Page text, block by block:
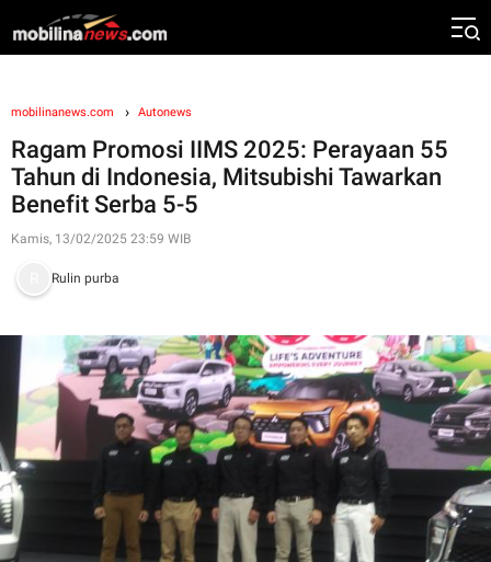
mobilinanews.com Autonews
Ragam Promosi IIMS 2025: Perayaan 55
Tahun di Indonesia, Mitsubishi Tawarkan
Benefit Serba 5-5
Kamis, 13/02/2025 23:59 WIB
Rulin purba